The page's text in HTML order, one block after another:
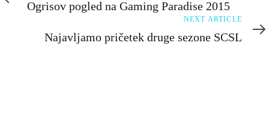
Article
Ogrisov pogled na Gaming Paradise 2015
Article
NEXT ARTICLE
Najavljamo pričetek druge sezone SCSL